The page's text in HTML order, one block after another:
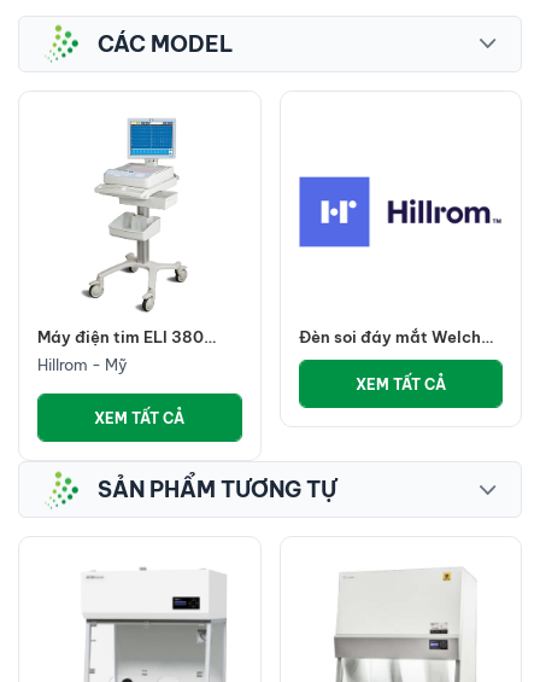
CÁC MODEL
Máy điện tim ELI 380
Hillrom (ELI® 380 Resting
Electrocardiograph)
Hillrom - Mỹ
XEM TẤT CẢ
Đèn soi đáy mắt Welch
Allyn Panotic Plus LED
tay cầm Nickel quay,
chụp, chia sẻ hình ảnh
XEM TẤT CẢ
SẢN PHẨM TƯƠNG TỰ